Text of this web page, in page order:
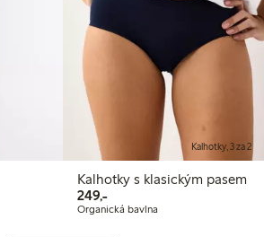
Kalhotky, 3 za 2
Kalhotky s klasickým pasem
249,-249,00 Kč
Organická bavlna